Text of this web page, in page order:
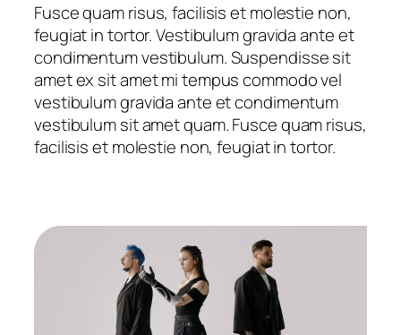
Fusce quam risus, facilisis et molestie non,
feugiat in tortor. Vestibulum gravida ante et
condimentum vestibulum. Suspendisse sit
amet ex sit amet mi tempus commodo vel
vestibulum gravida ante et condimentum
vestibulum sit amet quam. Fusce quam risus,
facilisis et molestie non, feugiat in tortor.